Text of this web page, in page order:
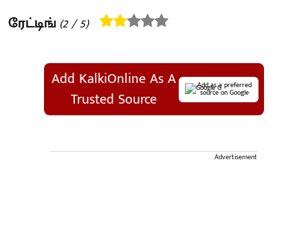
ரேட்டிங் (2/ 5)
Add KalkiOnline As A
Trusted Source
Add as a preferred
source on Google
Advertisement